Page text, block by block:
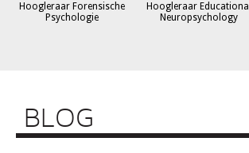
Hoogleraar Forensische
Psychologie
Hoogleraar Educational
Neuropsychology
BLOG